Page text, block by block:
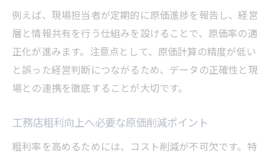
例えば、現場担当者が定期的に原価進捗を報告し、経営
層と情報共有を行う仕組みを設けることで、原価率の適
正化が進みます。注意点として、原価計算の精度が低い
と誤った経営判断につながるため、データの正確性と現
場との連携を徹底することが大切です。
工務店粗利向上へ必要な原価削減ポイント
粗利率を高めるためには、コスト削減が不可欠です。特